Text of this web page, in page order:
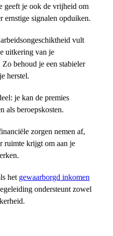
geeft je ook de vrijheid om
ernstige signalen opduiken.
vult
uitkering van je
behoud je een stabieler
herstel.
je kan de premies
als beroepskosten.
zorgen nemen af,
ruimte krijgt om aan je
het gewaarborgd inkomen
ondersteunt zowel